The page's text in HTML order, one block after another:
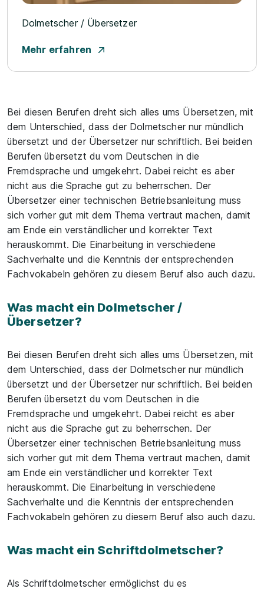
Dolmetscher / Übersetzer
Mehr erfahren
Bei diesen Berufen dreht sich alles ums Übersetzen, mit
dem Unterschied, dass der Dolmetscher nur mündlich
übersetzt und der Übersetzer nur schriftlich. Bei beiden
Berufen übersetzt du vom Deutschen in die
Fremdsprache und umgekehrt. Dabei reicht es aber
nicht aus die Sprache gut zu beherrschen. Der
Übersetzer einer technischen Betriebsanleitung muss
sich vorher gut mit dem Thema vertraut machen, damit
am Ende ein verständlicher und korrekter Text
herauskommt. Die Einarbeitung in verschiedene
Sachverhalte und die Kenntnis der entsprechenden
Fachvokabeln gehören zu diesem Beruf also auch dazu.
Was macht ein Dolmetscher /
Übersetzer?
Bei diesen Berufen dreht sich alles ums Übersetzen, mit
dem Unterschied, dass der Dolmetscher nur mündlich
übersetzt und der Übersetzer nur schriftlich. Bei beiden
Berufen übersetzt du vom Deutschen in die
Fremdsprache und umgekehrt. Dabei reicht es aber
nicht aus die Sprache gut zu beherrschen. Der
Übersetzer einer technischen Betriebsanleitung muss
sich vorher gut mit dem Thema vertraut machen, damit
am Ende ein verständlicher und korrekter Text
herauskommt. Die Einarbeitung in verschiedene
Sachverhalte und die Kenntnis der entsprechenden
Fachvokabeln gehören zu diesem Beruf also auch dazu.
Was macht ein Schriftdolmetscher?
Als Schriftdolmetscher ermöglichst du es